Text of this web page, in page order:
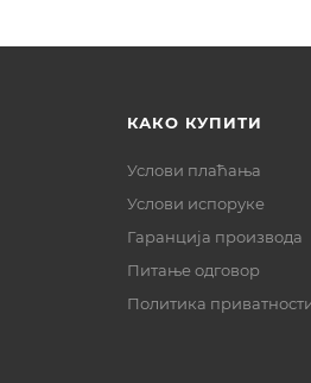
КАКО КУПИТИ
Услови плаћања
Услови испоруке
Гаранција производа
Питање одговор
Политика